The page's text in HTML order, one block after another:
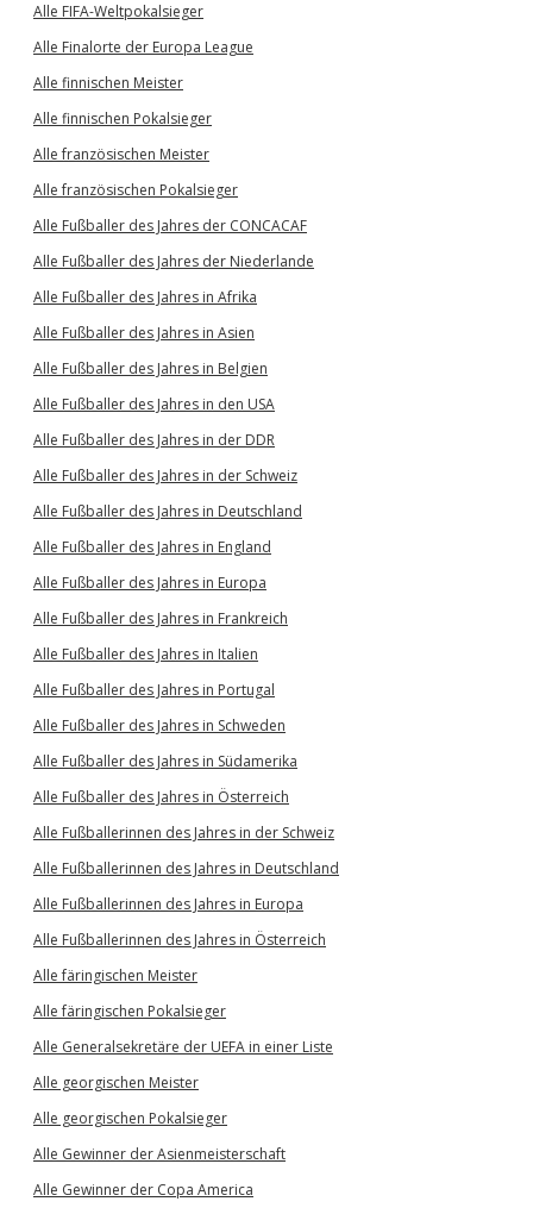
Alle FIFA-Weltpokalsieger
Alle Finalorte der Europa League
Alle finnischen Meister
Alle finnischen Pokalsieger
Alle französischen Meister
Alle französischen Pokalsieger
Alle Fußballer des Jahres der CONCACAF
Alle Fußballer des Jahres der Niederlande
Alle Fußballer des Jahres in Afrika
Alle Fußballer des Jahres in Asien
Alle Fußballer des Jahres in Belgien
Alle Fußballer des Jahres in den USA
Alle Fußballer des Jahres in der DDR
Alle Fußballer des Jahres in der Schweiz
Alle Fußballer des Jahres in Deutschland
Alle Fußballer des Jahres in England
Alle Fußballer des Jahres in Europa
Alle Fußballer des Jahres in Frankreich
Alle Fußballer des Jahres in Italien
Alle Fußballer des Jahres in Portugal
Alle Fußballer des Jahres in Schweden
Alle Fußballer des Jahres in Südamerika
Alle Fußballer des Jahres in Österreich
Alle Fußballerinnen des Jahres in der Schweiz
Alle Fußballerinnen des Jahres in Deutschland
Alle Fußballerinnen des Jahres in Europa
Alle Fußballerinnen des Jahres in Österreich
Alle färingischen Meister
Alle färingischen Pokalsieger
Alle Generalsekretäre der UEFA in einer Liste
Alle georgischen Meister
Alle georgischen Pokalsieger
Alle Gewinner der Asienmeisterschaft
Alle Gewinner der Copa America